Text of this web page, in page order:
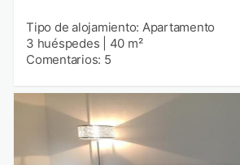
Tipo de alojamiento: Apartamento
3 huéspedes
40 m²
Comentarios: 5